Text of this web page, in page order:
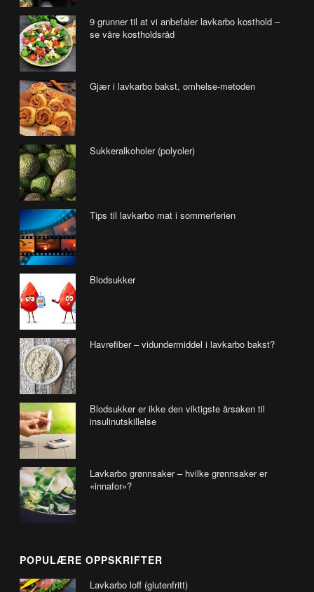
9 grunner til at vi anbefaler lavkarbo kosthold –
se våre kostholdsråd
Gjær i lavkarbo bakst, omhelse-metoden
Sukkeralkoholer (polyoler)
Tips til lavkarbo mat i sommerferien
Blodsukker
Havrefiber – vidundermiddel i lavkarbo bakst?
Blodsukker er ikke den viktigste årsaken til
insulinutskillelse
Lavkarbo grønnsaker – hvilke grønnsaker er
«innafor»?
POPULÆRE OPPSKRIFTER
Lavkarbo loff (glutenfritt)